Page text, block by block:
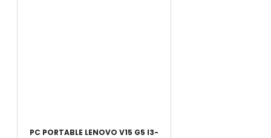
PC PORTABLE LENOVO V15 G5 I3-